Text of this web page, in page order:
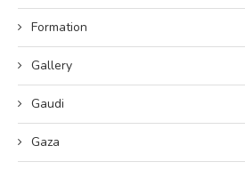
Formation
Gallery
Gaudi
Gaza